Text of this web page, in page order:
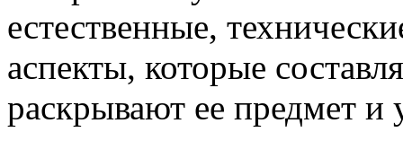
естественные,
аспекты, которые
раскрывают ее предмет